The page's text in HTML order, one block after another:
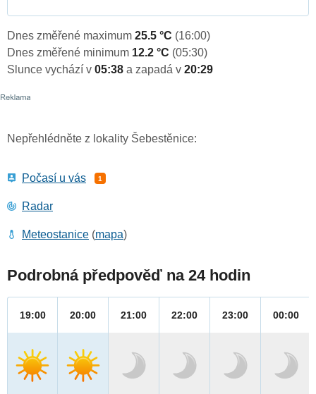
Dnes změřené maximum 25.5 °C (16:00)
Dnes změřené minimum 12.2 °C (05:30)
Slunce vychází v 05:38 a zapadá v 20:29
Nepřehlédněte z lokality Šebestěnice:
Počasí u vás 1
Radar
Meteostanice (mapa)
Podrobná předpověď na 24 hodin
19:00 20:00 21:00 22:00 23:00 00:00